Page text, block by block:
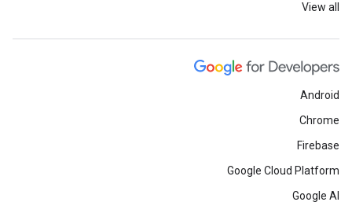
View all
Android
Chrome
Firebase
Google Cloud Platform
Google AI